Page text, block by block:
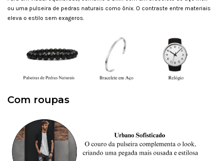
ou uma pulseira de pedras naturais como ônix. O contraste entre materiais
eleva o estilo sem exageros.
Com roupas